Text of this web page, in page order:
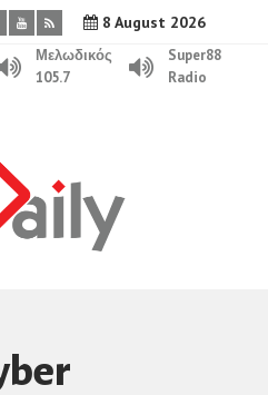
8 August 2026
Μελωδικός
105.7
Super88
Radio